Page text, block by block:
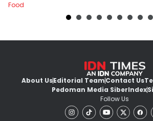
Food
About UsEditorial TeamContact Us
Pedoman Media SiberIndex
Follow Us